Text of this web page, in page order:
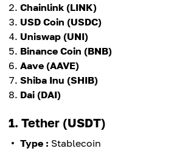
Chainlink (LINK)
USD Coin (USDC)
Uniswap (UNI)
Binance Coin (BNB)
Aave (AAVE)
Shiba Inu (SHIB)
Dai (DAI)
1. Tether (USDT)
Type : Stablecoin